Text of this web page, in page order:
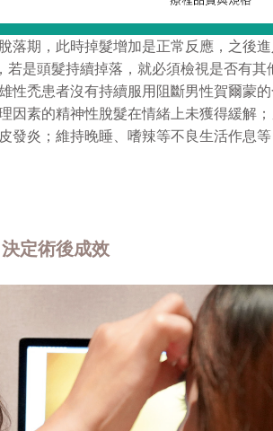
落期，此時掉髮增加是正常反應，之後
是頭髮持續掉落，就必須檢視是否有其
性禿患者沒有持續服用阻斷男性賀爾蒙
因素的精神性脫髮在情緒上未獲得緩解
發炎；維持晚睡、嗜辣等不良生活作息
定術後成效